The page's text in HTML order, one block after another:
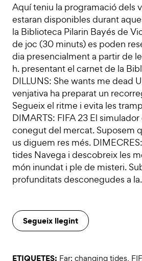
Aquí teniu la programació dels
estaran disponibles durant
la Biblioteca Pilarin Bayés de
de joc (30 minuts) es poden
dia presencialment a partir de
h. presentant el carnet de la
DILLUNS: She wants me dead
venjativa ha preparat un
Segueix el ritme i evita les
DIMARTS: FIFA 23 El
conegut del mercat. Suposem
us diguem res més.
tides Navega i descobreix les
món inundat i ple de misteri.
profunditats desconegudes a
Segueix llegint
ETIQUETES: Far: changing tides,